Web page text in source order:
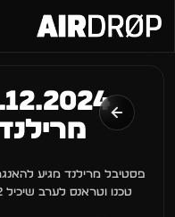
🎪פסטיבלים 🎶
מרילנד
טכנו וטראנס לערב שיכיל 2 במות עם מוזיקה, תאורה וריקודים.